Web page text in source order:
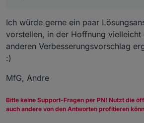
Ich würde gerne ein paar
vorstellen, in der Hoffnung vielleicht
anderen Verbesserungsvorschlag
:)
MfG, Andre
Bitte keine Support-Fragen per PN! Nutzt die
auch andere von den Antworten profitieren